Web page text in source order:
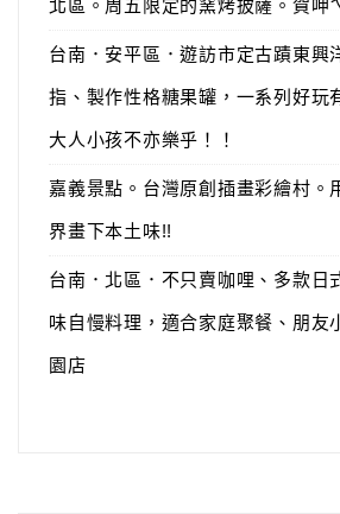
北區。周五限定的窯烤披薩。賀呷
台南．安平區．遊訪市定古蹟東興
指、製作性格糖果罐，一系列好玩
大人小孩不亦樂乎！！
嘉義景點。台灣原創插畫彩繪村。
界畫下本土味!!
台南．北區．不只賣咖哩、多款日
味自慢料理，適合家庭聚餐、朋友
園店